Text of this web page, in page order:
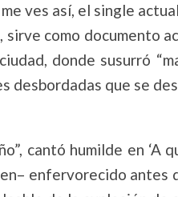
ves así, el single
como documento
donde susurró
desbordadas que se
cantó humilde en ‘A
enfervorecido antes